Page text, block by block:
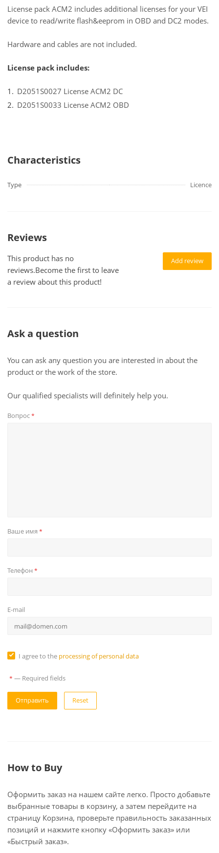
License pack ACM2 includes additional licenses for your VEI
device to read/write flash&eeprom in OBD and DC2 modes.
Hardware and cables are not included.
License pack includes:
D2051S0027 License ACM2 DC
D2051S0033 License ACM2 OBD
Characteristics
Type Licence
Reviews
Add review
This product has no
reviews.Become the first to leave
a review about this product!
Ask a question
You can ask any question you are interested in about the
product or the work of the store.
Our qualified specialists will definitely help you.
Вопрос*
Ваше имя *
Телефон *
E-mail
I agree to the processing of personal data
* — Required fields
Reset
How to Buy
Оформить заказ на нашем сайте легко. Просто добавьте
выбранные товары в корзину, а затем перейдите на
страницу Корзина, проверьте правильность заказанных
позиций и нажмите кнопку «Оформить заказ» или
«Быстрый заказ».